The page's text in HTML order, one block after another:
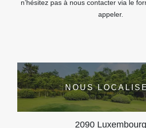
n’hésitez pas à nous contacter via le
appeler.
NOUS
2090 Luxembourg